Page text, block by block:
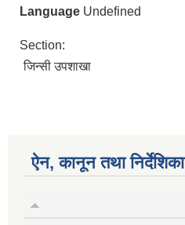
Language Undefined
Section:
जिन्सी उपशाखा
ऐन, कानून तथा निर्देशिका